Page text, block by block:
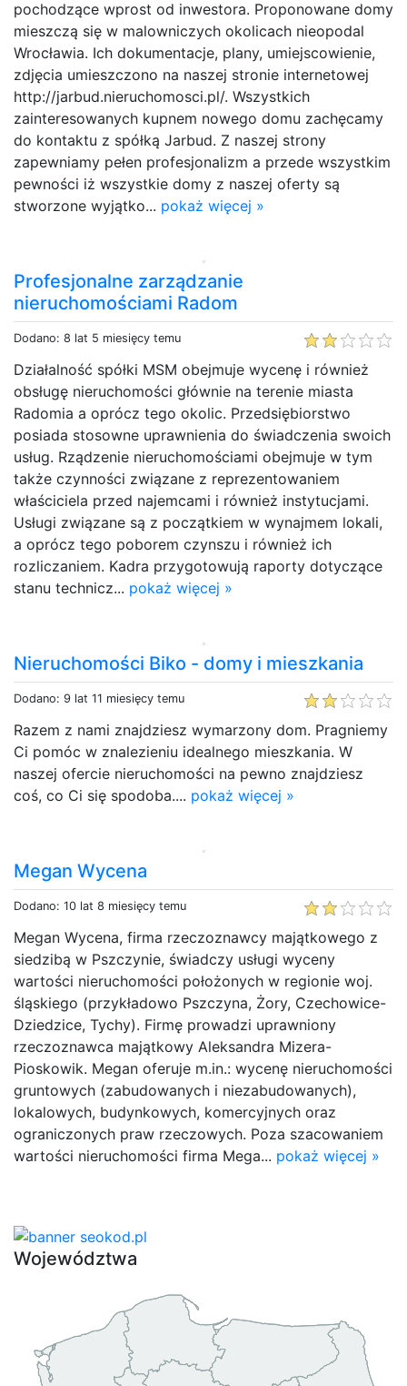
pochodzące wprost od inwestora. Proponowane domy
mieszczą się w malowniczych okolicach nieopodal
Wrocławia. Ich dokumentacje, plany, umiejscowienie,
zdjęcia umieszczono na naszej stronie internetowej
http://jarbud.nieruchomosci.pl/. Wszystkich
zainteresowanych kupnem nowego domu zachęcamy
do kontaktu z spółką Jarbud. Z naszej strony
zapewniamy pełen profesjonalizm a przede wszystkim
pewności iż wszystkie domy z naszej oferty są
stworzone wyjątko... pokaż więcej »
Profesjonalne zarządzanie
nieruchomościami Radom
Dodano: 8 lat 5 miesięcy temu
Działalność spółki MSM obejmuje wycenę i również
obsługę nieruchomości głównie na terenie miasta
Radomia a oprócz tego okolic. Przedsiębiorstwo
posiada stosowne uprawnienia do świadczenia swoich
usług. Rządzenie nieruchomościami obejmuje w tym
także czynności związane z reprezentowaniem
właściciela przed najemcami i również instytucjami.
Usługi związane są z początkiem w wynajmem lokali,
a oprócz tego poborem czynszu i również ich
rozliczaniem. Kadra przygotowują raporty dotyczące
stanu technicz... pokaż więcej »
Nieruchomości Biko - domy i mieszkania
Dodano: 9 lat 11 miesięcy temu
Razem z nami znajdziesz wymarzony dom. Pragniemy
Ci pomóc w znalezieniu idealnego mieszkania. W
naszej ofercie nieruchomości na pewno znajdziesz
coś, co Ci się spodoba.... pokaż więcej »
Megan Wycena
Dodano: 10 lat 8 miesięcy temu
Megan Wycena, firma rzeczoznawcy majątkowego z
siedzibą w Pszczynie, świadczy usługi wyceny
wartości nieruchomości położonych w regionie woj.
śląskiego (przykładowo Pszczyna, Żory, Czechowice-
Dziedzice, Tychy). Firmę prowadzi uprawniony
rzeczoznawca majątkowy Aleksandra Mizera-
Pioskowik. Megan oferuje m.in.: wycenę nieruchomości
gruntowych (zabudowanych i niezabudowanych),
lokalowych, budynkowych, komercyjnych oraz
ograniczonych praw rzeczowych. Poza szacowaniem
wartości nieruchomości firma Mega... pokaż więcej »
Województwa